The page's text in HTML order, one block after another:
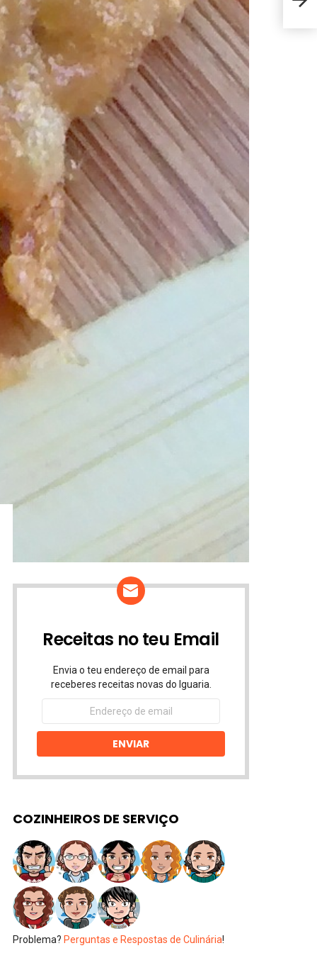
Receitas no teu Email
Envia o teu endereço de email para
receberes receitas novas do Iguaria.
Endereço
email
ENVIAR
COZINHEIROS DE SERVIÇO
Problema? Perguntas e Respostas de Culinária!